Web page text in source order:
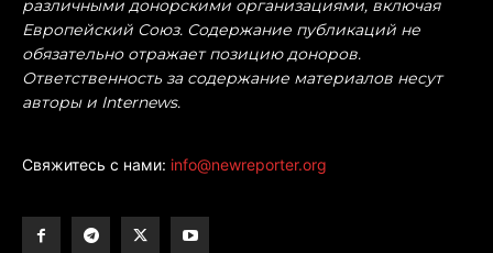
различными донорскими организациями, включая
Европейский Союз. Содержание публикаций не
обязательно отражает позицию доноров.
Ответственность за содержание материалов несут
авторы и Internews.
Свяжитесь с нами: info@newreporter.org